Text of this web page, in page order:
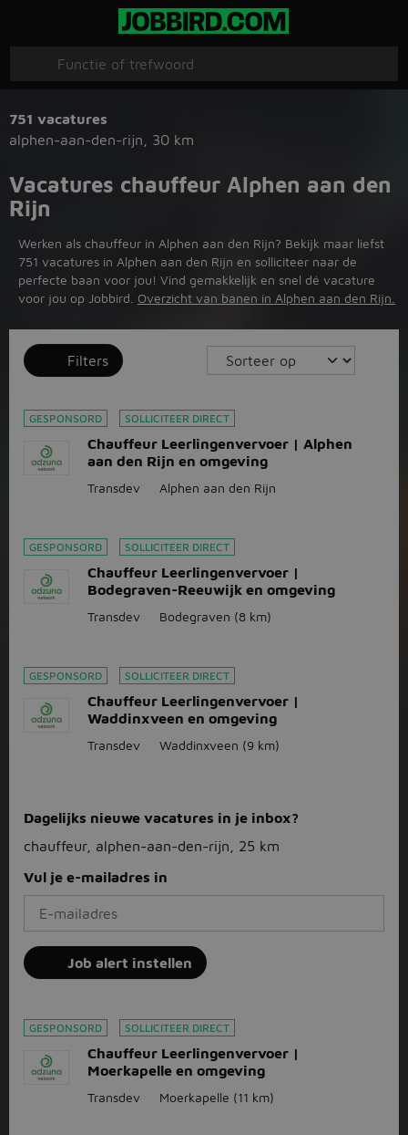
751 vacatures
alphen-aan-den-rijn
30 km
Vacatures chauffeur Alphen aan den
Rijn
Werken als chauffeur in Alphen aan den Rijn? Bekijk maar liefst
751 vacatures in Alphen aan den Rijn en solliciteer naar de
perfecte baan voor jou! Vind gemakkelijk en snel dé vacature
voor jou op Jobbird. Overzicht van banen in Alphen aan den Rijn.
Filters
GESPONSORD SOLLICITEER DIRECT
Chauffeur Leerlingenvervoer | Alphen
aan den Rijn en omgeving
Transdev Alphen aan den Rijn
GESPONSORD SOLLICITEER DIRECT
Chauffeur Leerlingenvervoer |
Bodegraven-Reeuwijk en omgeving
Transdev Bodegraven (8 km)
GESPONSORD SOLLICITEER DIRECT
Chauffeur Leerlingenvervoer |
Waddinxveen en omgeving
Transdev Waddinxveen (9 km)
Dagelijks nieuwe vacatures in je inbox?
chauffeur, alphen-aan-den-rijn, 25 km
Vul je e-mailadres in
Job alert instellen
GESPONSORD SOLLICITEER DIRECT
Chauffeur Leerlingenvervoer |
Moerkapelle en omgeving
Transdev Moerkapelle (11 km)